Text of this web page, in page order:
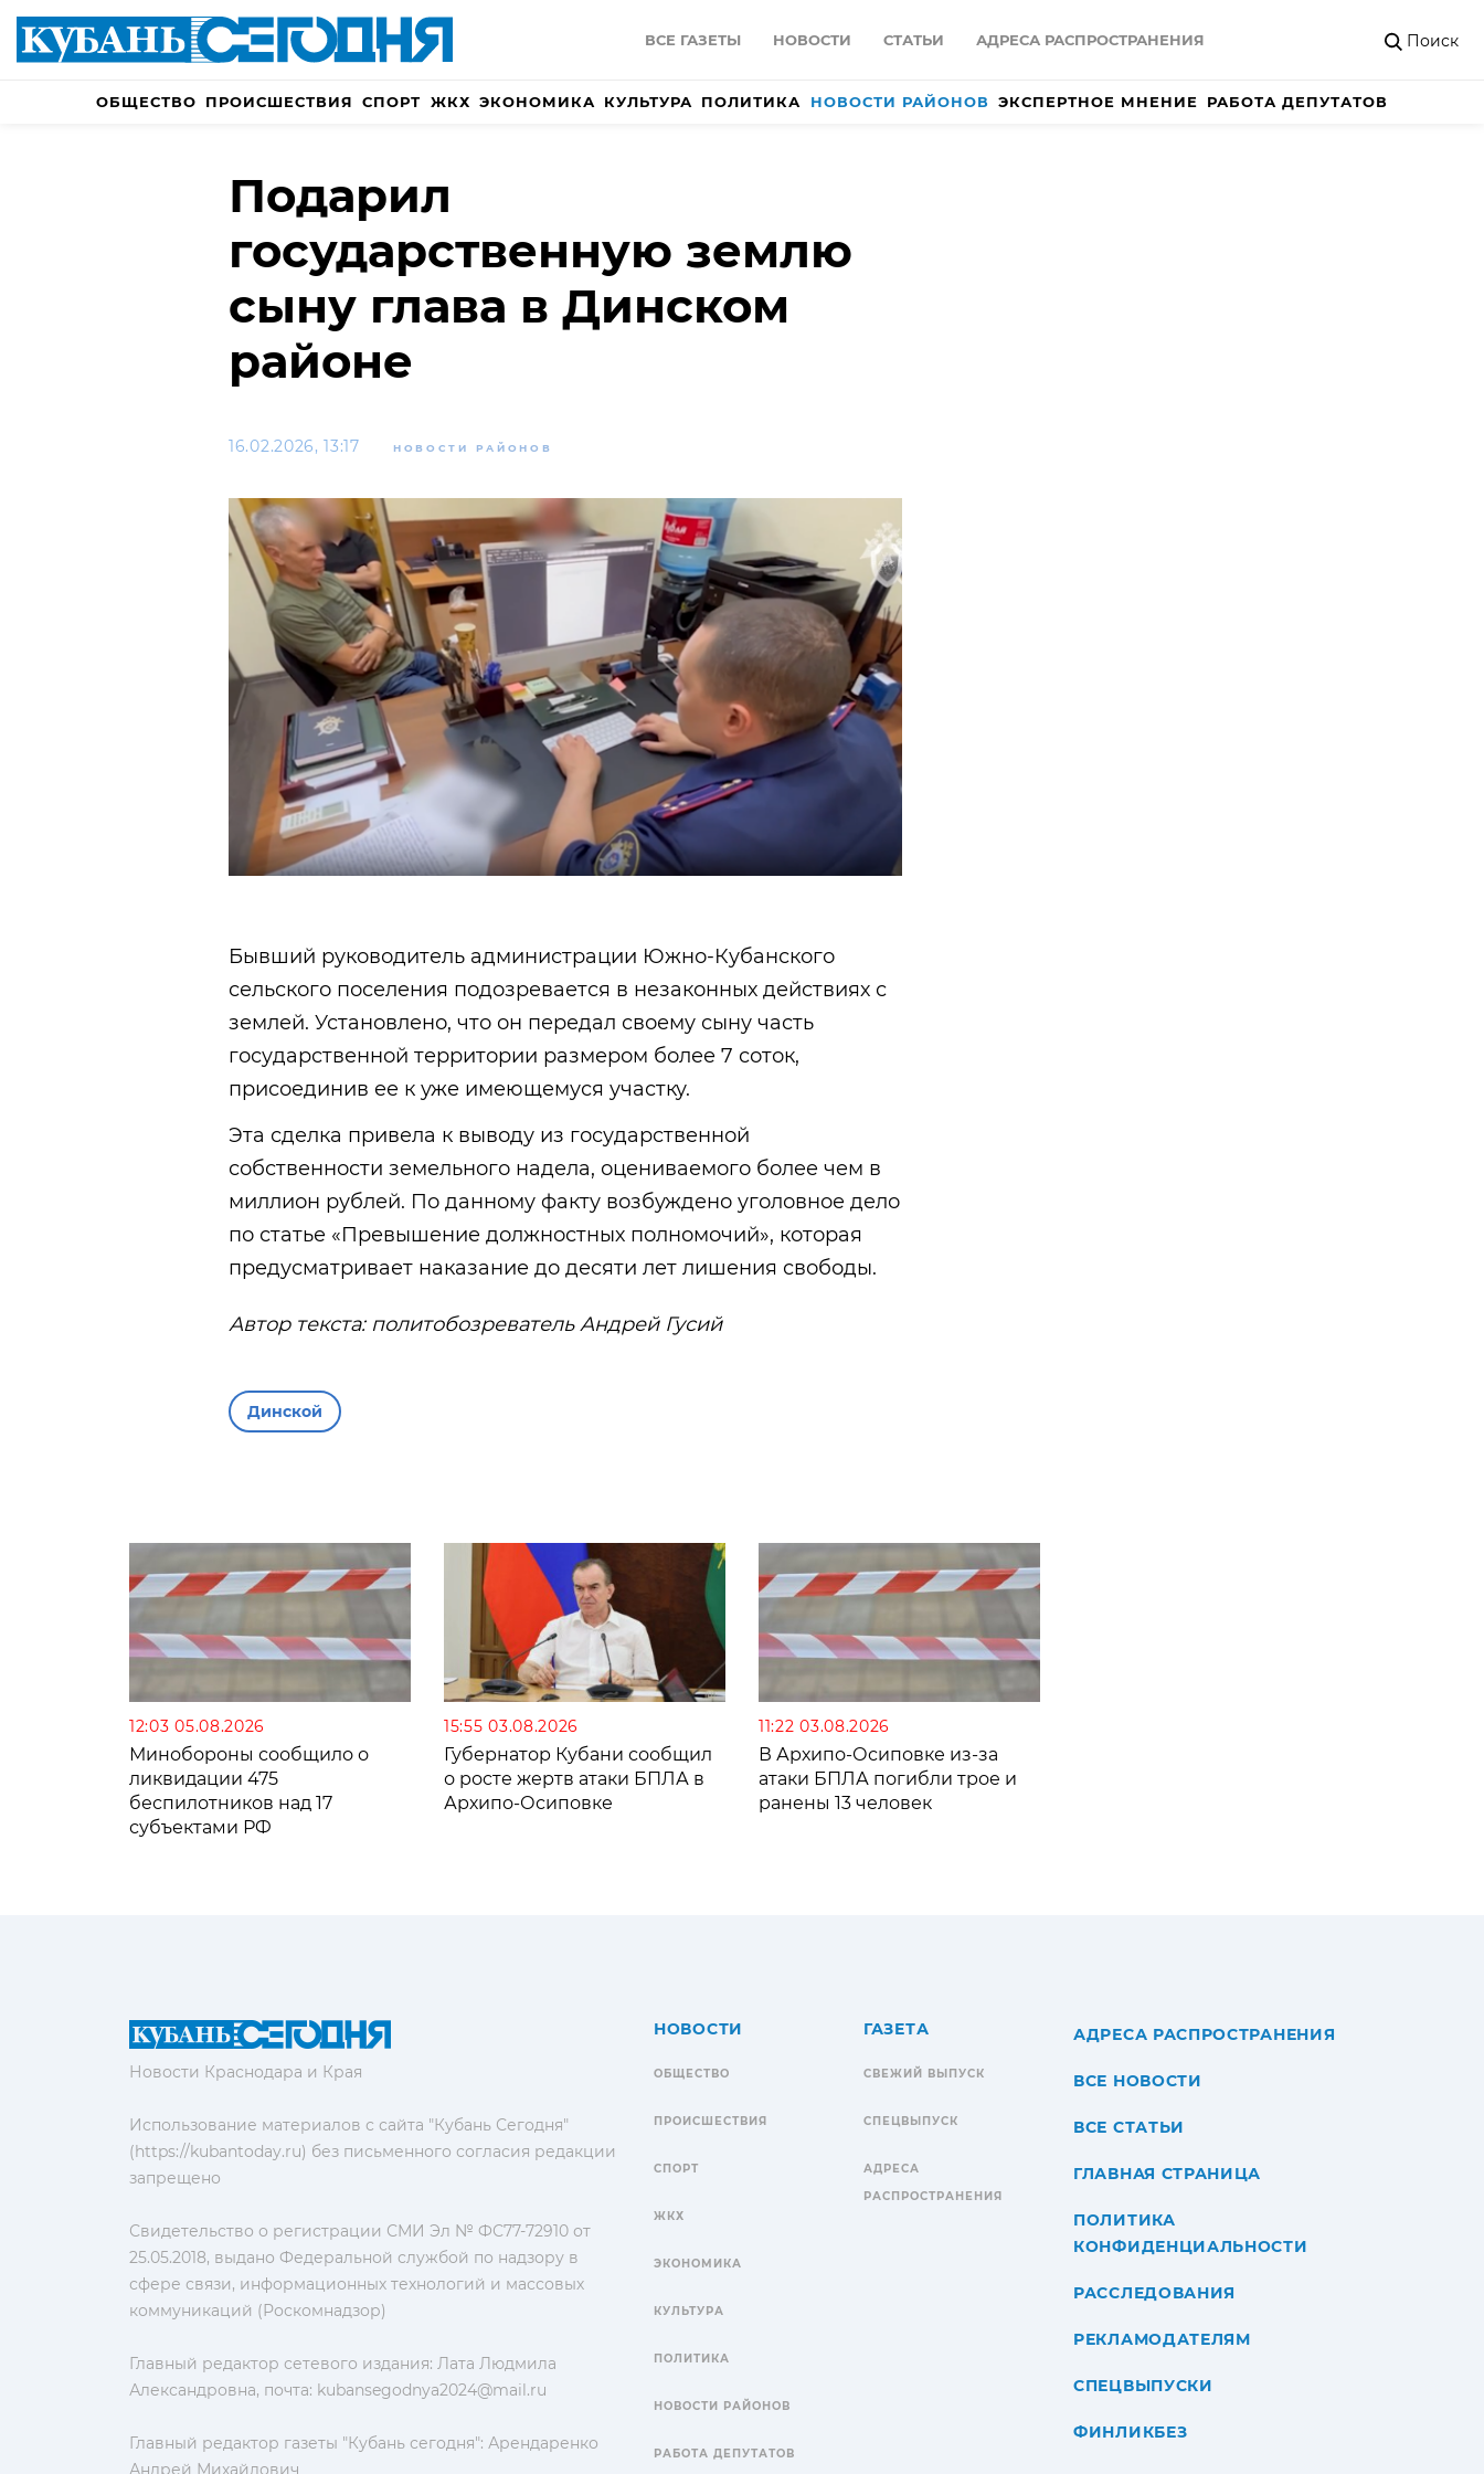
ВСЕ ГАЗЕТЫ НОВОСТИ СТАТЬИ АДРЕСА РАСПРОСТРАНЕНИЯ Поиск
ОБЩЕСТВО ПРОИСШЕСТВИЯ СПОРТ ЖКХ ЭКОНОМИКА КУЛЬТУРА ПОЛИТИКА НОВОСТИ РАЙОНОВ ЭКСПЕРТНОЕ МНЕНИЕ РАБОТА ДЕПУТАТОВ
Подарил
государственную землю
сыну глава в Динском
районе
16.02.2026, 13:17 НОВОСТИ РАЙОНОВ
Бывший руководитель администрации Южно-Кубанского
сельского поселения подозревается в незаконных действиях с
землей. Установлено, что он передал своему сыну часть
государственной территории размером более 7 соток,
присоединив ее к уже имеющемуся участку.
Эта сделка привела к выводу из государственной
собственности земельного надела, оцениваемого более чем в
миллион рублей. По данному факту возбуждено уголовное дело
по статье «Превышение должностных полномочий», которая
предусматривает наказание до десяти лет лишения свободы.
Автор текста: политобозреватель Андрей Гусий
Динской
12:03 05.08.2026
Минобороны сообщило о
ликвидации 475
беспилотников над 17
субъектами РФ
15:55 03.08.2026
Губернатор Кубани сообщил
о росте жертв атаки БПЛА в
Архипо-Осиповке
11:22 03.08.2026
В Архипо-Осиповке из-за
атаки БПЛА погибли трое и
ранены 13 человек
Новости Краснодара и Края
Использование материалов с сайта "Кубань Сегодня"
(https://kubantoday.ru) без письменного согласия редакции
запрещено
Свидетельство о регистрации СМИ Эл № ФС77-72910 от
25.05.2018, выдано Федеральной службой по надзору в
сфере связи, информационных технологий и массовых
коммуникаций (Роскомнадзор)
Главный редактор сетевого издания: Лата Людмила
Александровна, почта: kubansegodnya2024@mail.ru
Главный редактор газеты "Кубань сегодня": Арендаренко
Андрей Михайлович
НОВОСТИ
ОБЩЕСТВО
ПРОИСШЕСТВИЯ
СПОРТ
ЖКХ
ЭКОНОМИКА
КУЛЬТУРА
ПОЛИТИКА
НОВОСТИ РАЙОНОВ
РАБОТА ДЕПУТАТОВ
ГАЗЕТА
СВЕЖИЙ ВЫПУСК
СПЕЦВЫПУСК
АДРЕСА
РАСПРОСТРАНЕНИЯ
АДРЕСА РАСПРОСТРАНЕНИЯ
ВСЕ НОВОСТИ
ВСЕ СТАТЬИ
ГЛАВНАЯ СТРАНИЦА
ПОЛИТИКА
КОНФИДЕНЦИАЛЬНОСТИ
РАССЛЕДОВАНИЯ
РЕКЛАМОДАТЕЛЯМ
СПЕЦВЫПУСКИ
ФИНЛИКБЕЗ